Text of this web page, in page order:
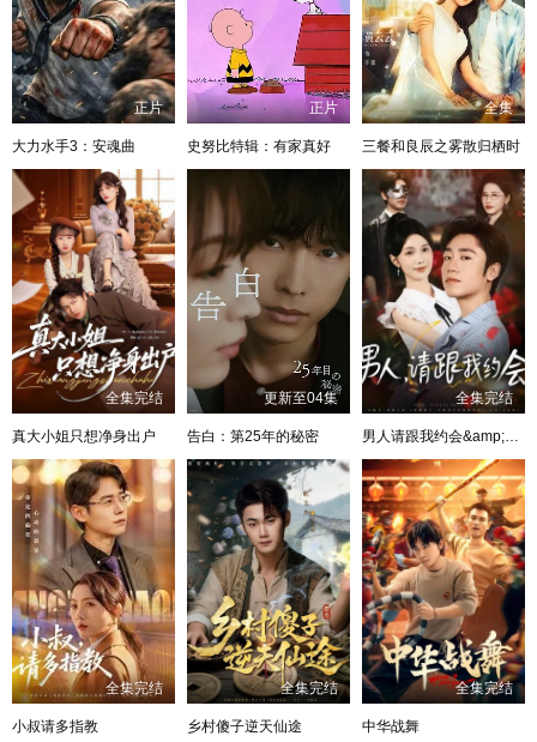
正片
大力水手3：安魂曲
正片
史努比特辑：有家真好
全集
三餐和良辰之雾散归栖时
全集完结
真大小姐只想净身出户
更新至04集
告白：第25年的秘密
全集完结
男人请跟我约会&amp;当我决定凭实力单身
全集完结
小叔请多指教
全集完结
乡村傻子逆天仙途
全集完结
中华战舞